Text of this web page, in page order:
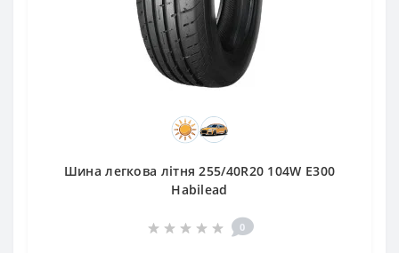
Шина легкова літня 255/40R20 104W E300
Habilead
0